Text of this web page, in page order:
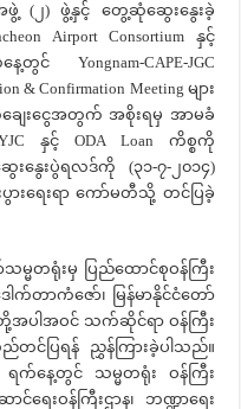
ဖွဲ့ (၂) ဖွဲ့နှင့် တွေ့ဆုံဆွေးနွေးခဲ့
Airport Consortium နှင့်
Yongnam-CAPE-JGC
& Confirmation Meeting များ
ျေးငွေအတွက် အစိုးရမှ အာမခံ
နှင့် ODA Loan ကိစ္စကို
းနွေးပွဲရလဒ်ကို (၃၁-၇-၂၀၁၄)
ားရေးရာ ကော်မတီသို့ တင်ပြခဲ့
မ္မတရုံးမှ ပြည်ထောင်စုဝန်ကြီး
ေါက်တာကံဇော်၊ မြန်မာနိုင်ငံတော်
ပါအဝင် သက်ဆိုင်ရာ ဝန်ကြီး
ည်တင်ပြရန် ညွှန်ကြားခဲ့ပါသည်။
) ရက်နေ့တွင် သမ္မတရုံး ဝန်ကြီး
င်ရေးဝန်ကြီးဌာန၊ ဘဏ္ဍာရေး